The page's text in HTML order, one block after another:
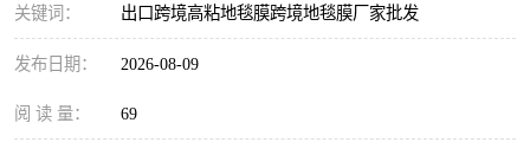
关键词： 出口跨境高粘地毯膜跨境地毯膜厂家批发
发布日期： 2026-08-09
阅 读 量： 69